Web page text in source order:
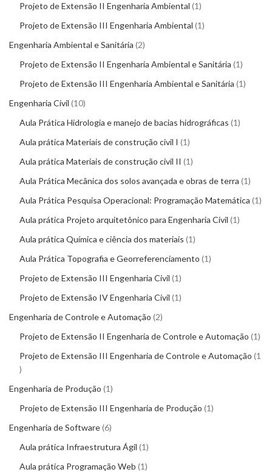
Projeto de Extensão II Engenharia Ambiental 1
Projeto de Extensão III Engenharia Ambiental 1
Engenharia Ambiental e Sanitária 2
Projeto de Extensão II Engenharia Ambiental e Sanitária 1
Projeto de Extensão III Engenharia Ambiental e Sanitária 1
Engenharia Civil 10
Aula Prática Hidrologia e manejo de bacias hidrográficas 1
Aula prática Materiais de construção civil I 1
Aula prática Materiais de construção civil II 1
Aula Prática Mecânica dos solos avançada e obras de terra 1
Aula Prática Pesquisa Operacional: Programação Matemática 1
Aula prática Projeto arquitetônico para Engenharia Civil 1
Aula prática Química e ciência dos materiais 1
Aula Prática Topografia e Georreferenciamento 1
Projeto de Extensão III Engenharia Civil 1
Projeto de Extensão IV Engenharia Civil 1
Engenharia de Controle e Automação 2
Projeto de Extensão II Engenharia de Controle e Automação 1
Projeto de Extensão III Engenharia de Controle e Automação 1
Engenharia de Produção 1
Projeto de Extensão III Engenharia de Produção 1
Engenharia de Software 6
Aula prática Infraestrutura Ágil 1
Aula prática Programação Web 1